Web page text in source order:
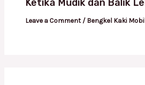
Leave a Comment / Bengkel Kaki